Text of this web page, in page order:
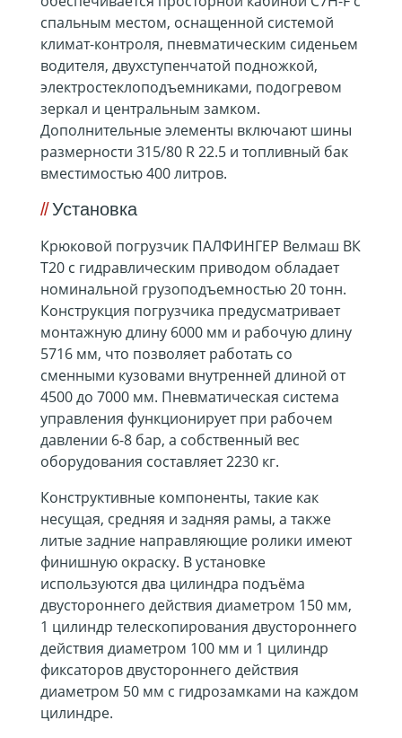
спальным местом, оснащенной системой
климат-контроля, пневматическим сиденьем
водителя, двухступенчатой подножкой,
электростеклоподъемниками, подогревом
зеркал и центральным замком.
Дополнительные элементы включают шины
размерности 315/80 R 22.5 и топливный бак
вместимостью 400 литров.
Установка
Крюковой погрузчик ПАЛФИНГЕР Велмаш ВК
T20 с гидравлическим приводом обладает
номинальной грузоподъемностью 20 тонн.
Конструкция погрузчика предусматривает
монтажную длину 6000 мм и рабочую длину
5716 мм, что позволяет работать со
сменными кузовами внутренней длиной от
4500 до 7000 мм. Пневматическая система
управления функционирует при рабочем
давлении 6-8 бар, а собственный вес
оборудования составляет 2230 кг.
Конструктивные компоненты, такие как
несущая, средняя и задняя рамы, а также
литые задние направляющие ролики имеют
финишную окраску. В установке
используются два цилиндра подъёма
двустороннего действия диаметром 150 мм,
1 цилиндр телескопирования двустороннего
действия диаметром 100 мм и 1 цилиндр
фиксаторов двустороннего действия
диаметром 50 мм с гидрозамками на каждом
цилиндре.